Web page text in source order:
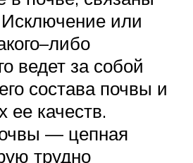
или
ведет за собой
состава почвы и
ее качеств.
— цепная
трудно